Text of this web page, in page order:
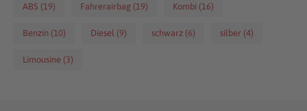
oder als Gebrauchtwagen.
ABS (19) Fahrerairbag (19) Kombi (16)
Benzin (10) Diesel (9) schwarz (6) silber (4)
Limousine (3)